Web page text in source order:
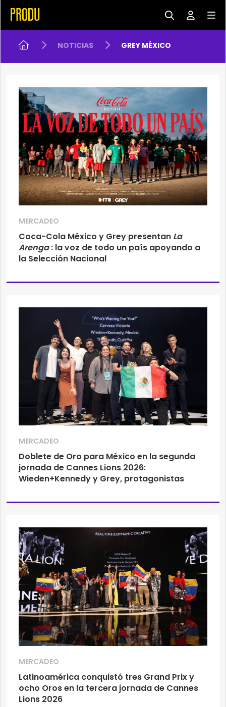
NOTICIAS GREY MÉXICO
MERCADEO
Coca-Cola México y Grey presentan La
Arenga: la voz de todo un país apoyando a
la Selección Nacional
MERCADEO
Doblete de Oro para México en la segunda
jornada de Cannes Lions 2026:
Wieden+Kennedy y Grey, protagonistas
MERCADEO
Latinoamérica conquistó tres Grand Prix y
ocho Oros en la tercera jornada de Cannes
Lions 2026